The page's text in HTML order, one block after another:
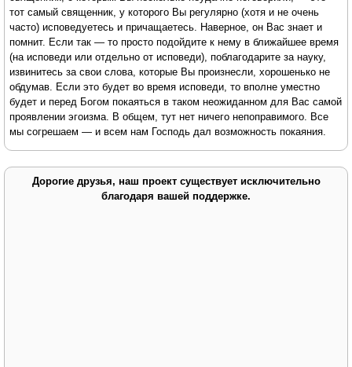
тот самый священник, у которого Вы регулярно (хотя и не очень
часто) исповедуетесь и причащаетесь. Наверное, он Вас знает и
помнит. Если так — то просто подойдите к нему в ближайшее время
(на исповеди или отдельно от исповеди), поблагодарите за науку,
извинитесь за свои слова, которые Вы произнесли, хорошенько не
обдумав. Если это будет во время исповеди, то вполне уместно
будет и перед Богом покаяться в таком неожиданном для Вас самой
проявлении эгоизма. В общем, тут нет ничего непоправимого. Все
мы согрешаем — и всем нам Господь дал возможность покаяния.
Дорогие друзья, наш проект существует исключительно
благодаря вашей поддержке.